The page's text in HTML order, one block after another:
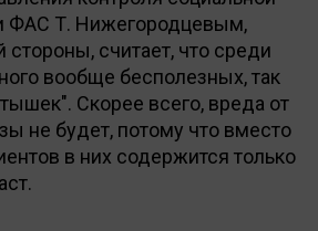
ФАС Т. Нижегородцевым,
стороны, считает, что среди
вообще бесполезных, так
Скорее всего, вреда от
не будет, потому что вместо
в них содержится только